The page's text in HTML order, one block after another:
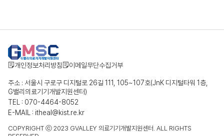
개인정보처리방침 이메일무단수집거부
주소 : 서울시 구로구 디지털로 26길 111, 105~107호(JnK 디지털타워 1층,
G밸리의료기기개발지원센터)
TEL : 070-4464-8052
E-MAIL : itheal@kist.re.kr
COPYRIGHT ⓒ 2023 GVALLEY 의료기기개발지원센터. ALL RIGHTS